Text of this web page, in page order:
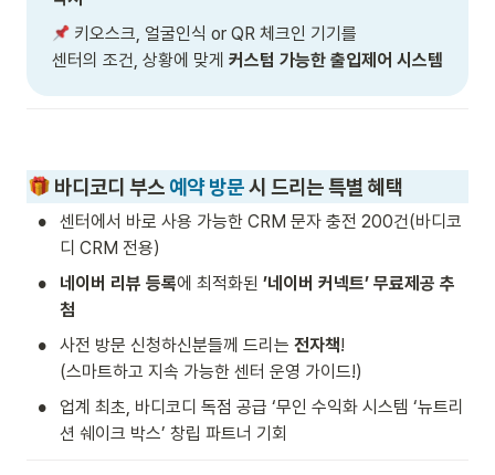
키오스크, 얼굴인식 or QR 체크인 기기를
센터의 조건, 상황에 맞게 커스텀 가능한 출입제어 시스템
바디코디 부스 예약 방문 시 드리는 특별 혜택
•
센터에서 바로 사용 가능한 CRM 문자 충전 200건(바디코
디 CRM 전용)
• 네이버 리뷰 등록에 최적화된 ’네이버 커넥트’ 무료제공 추
첨
• 사전 방문 신청하신분들께 드리는 전자책!
(스마트하고 지속 가능한 센터 운영 가이드!)
•
업계 최초, 바디코디 독점 공급 ‘무인 수익화 시스템 ‘뉴트리
션 쉐이크 박스’ 창립 파트너 기회